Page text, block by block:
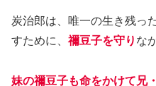
炭治郎は、唯一の生き残っ
すために、 禰豆子を守り な
妹の禰豆子も命をかけて兄